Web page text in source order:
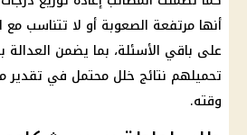
أنها مرتفعة الصعوبة أو لا تتناسب مع
على باقي الأسئلة، بما يضمن العدالة
تحميلهم نتائج خلل محتمل في تقدير
وقته.